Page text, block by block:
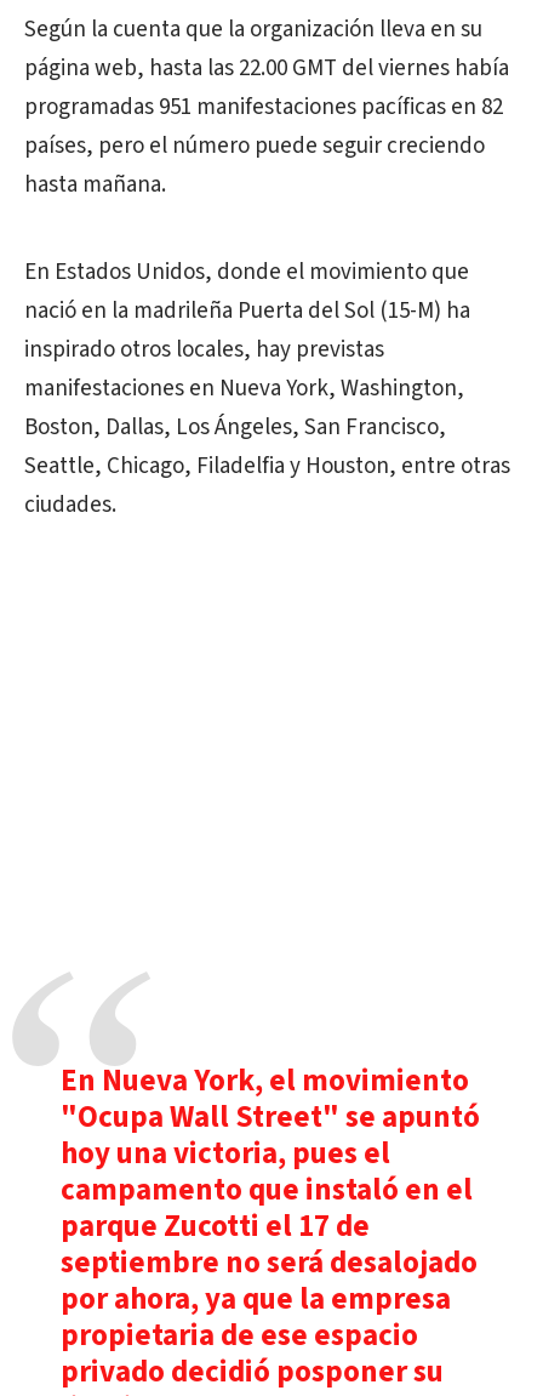
Según la cuenta que la organización lleva en su
página web, hasta las 22.00 GMT del viernes había
programadas 951 manifestaciones pacíficas en 82
países, pero el número puede seguir creciendo
hasta mañana.
En Estados Unidos, donde el movimiento que
nació en la madrileña Puerta del Sol (15-M) ha
inspirado otros locales, hay previstas
manifestaciones en Nueva York, Washington,
Boston, Dallas, Los Ángeles, San Francisco,
Seattle, Chicago, Filadelfia y Houston, entre otras
ciudades.
En Nueva York, el movimiento
"Ocupa Wall Street" se apuntó
hoy una victoria, pues el
campamento que instaló en el
parque Zucotti el 17 de
septiembre no será desalojado
por ahora, ya que la empresa
propietaria de ese espacio
privado decidió posponer su